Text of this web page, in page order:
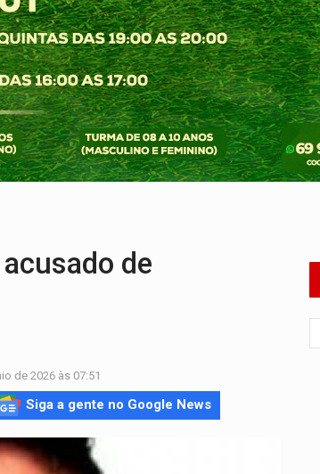
apresentado na capital
de academia
com programação esportiva
ou petróleo em ovos
na zona Leste
de
de 2026 às 07:51
Siga a gente no Google News